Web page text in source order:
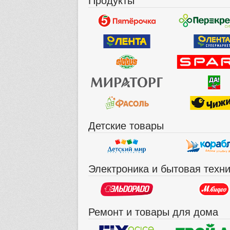
Детские товары
Электроника и бытовая
Ремонт и товары для дома